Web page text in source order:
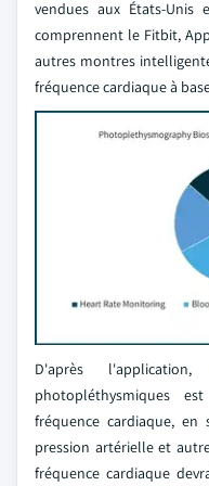
vendues aux États-
comprennent le Fitbit,
autres montres
fréquence cardiaque à
D'après
photopléthysmiques
fréquence cardiaque, en
pression artérielle et
fréquence cardiaque